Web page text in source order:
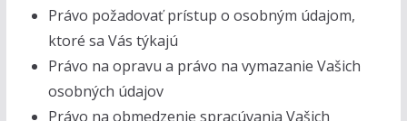
Právo požadovať prístup o osobným údajom,
ktoré sa Vás týkajú
Právo na opravu a právo na vymazanie Vašich
osobných údajov
Právo na obmedzenie spracúvania Vašich